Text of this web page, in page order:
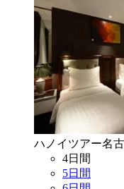
ハノイ ツアー名
4日間
5日間